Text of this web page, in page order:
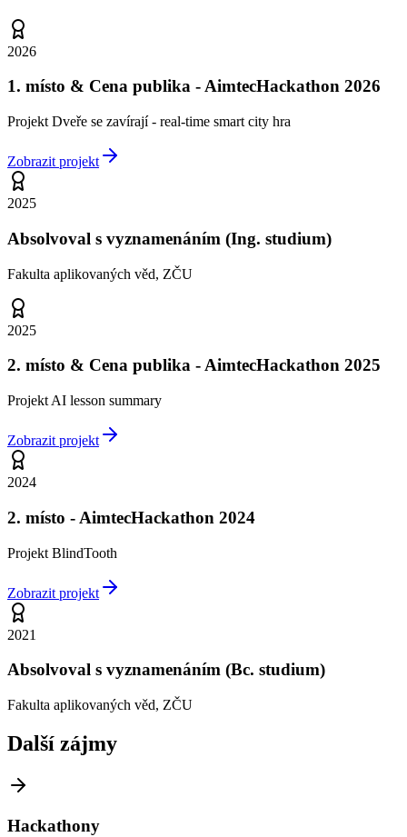
2026
1. místo & Cena publika - AimtecHackathon 2026
Projekt Dveře se zavírají - real-time smart city hra
Zobrazit projekt
2025
Absolvoval s vyznamenáním (Ing. studium)
Fakulta aplikovaných věd, ZČU
2025
2. místo & Cena publika - AimtecHackathon 2025
Projekt AI lesson summary
Zobrazit projekt
2024
2. místo - AimtecHackathon 2024
Projekt BlindTooth
Zobrazit projekt
2021
Absolvoval s vyznamenáním (Bc. studium)
Fakulta aplikovaných věd, ZČU
Další zájmy
Hackathony